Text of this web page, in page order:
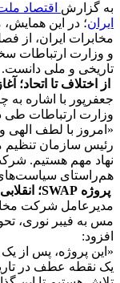
به گزارش اقتصاد
ایران؛ در این
مخابرات ایران، از
و وزارت ارتباطات
تاریخی و ملی دانست.
از اختلاف تا اتحاد؛
جعفرپور با اشاره
وزارت ارتباطات
«امروز با لطف الهی
رئیس سازمان تنظیم
نهاد مهم هستیم.
هم‌راستای سیاست‌های
پروژه SWAP؛ انقلابی در شبکه ارتباطی کشور
مدیرعامل شرکت
مس به فیبر نوری،
افزود:
«این پروژه، پس از
یک نقطه عطف در